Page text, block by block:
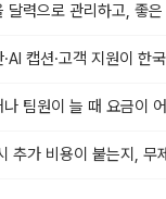
달력으로 관리하고, 좋
캡션·고객 지원이 한
팀원이 늘 때 요금이
추가 비용이 붙는지, 무